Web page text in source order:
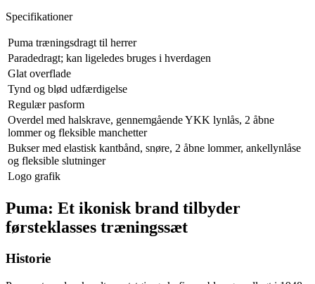
Specifikationer
Puma træningsdragt til herrer
Paradedragt; kan ligeledes bruges i hverdagen
Glat overflade
Tynd og blød udfærdigelse
Regulær pasform
Overdel med halskrave, gennemgående YKK lynlås, 2 åbne
lommer og fleksible manchetter
Bukser med elastisk kantbånd, snøre, 2 åbne lommer, ankellynlåse
og fleksible slutninger
Logo grafik
Puma: Et ikonisk brand tilbyder
førsteklasses træningssæt
Historie